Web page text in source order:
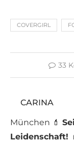
COVERGIRL
33
CARINA
München 💄
Leidenschaft!